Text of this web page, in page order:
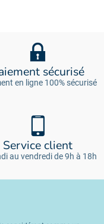
sécurisé
en ligne 100% sécurisé
Service client
au vendredi de 9h à 18h